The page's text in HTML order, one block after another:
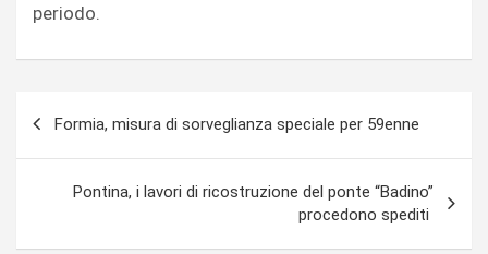
periodo.
Formia, misura di sorveglianza speciale per 59enne
Pontina, i lavori di ricostruzione del ponte “Badino”
procedono spediti